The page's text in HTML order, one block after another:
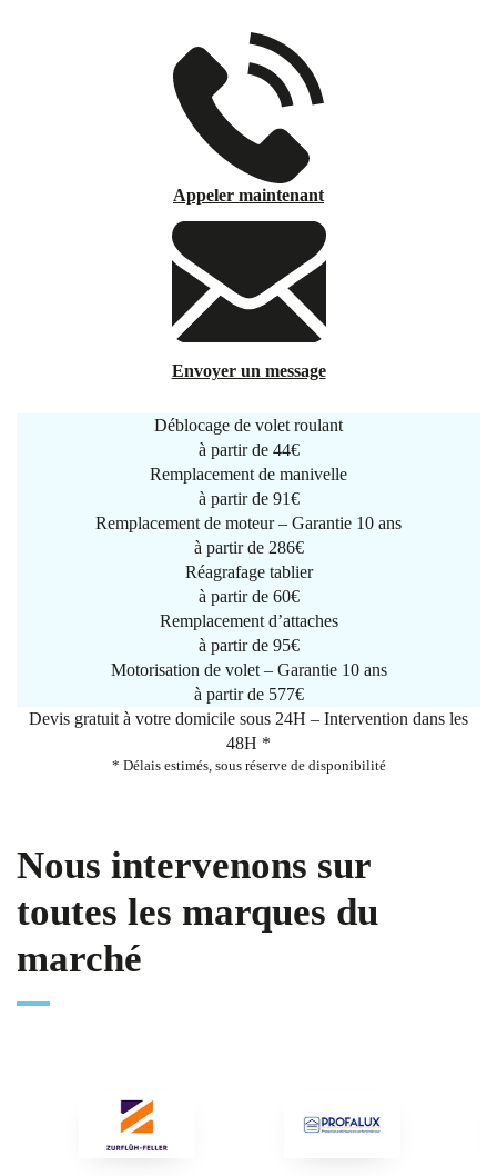
Appeler maintenant
Envoyer un message
Déblocage de volet roulant
à partir de 44€
Remplacement de manivelle
à partir de 91€
Remplacement de moteur – Garantie 10 ans
à partir de 286€
Réagrafage tablier
à partir de 60€
Remplacement d’attaches
à partir de 95€
Motorisation de volet – Garantie 10 ans
à partir de 577€
Devis gratuit à votre domicile sous 24H – Intervention dans les
48H *
* Délais estimés, sous réserve de disponibilité
Nous intervenons sur
toutes les marques du
marché